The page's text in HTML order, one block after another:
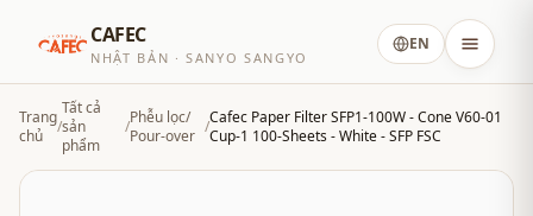
CAFEC
NHẬT BẢN · SANYO SANGYO
EN
Trang
chủ
/
Tất cả
sản
phẩm
/Phễu lọc/
Pour-over /Cafec Paper Filter SFP1-100W - Cone V60-01
Cup-1 100-Sheets - White - SFP FSC